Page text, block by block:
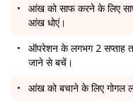
आंख को साफ करने के लिए
आंख धोएं।
ऑपरेशन के लगभग 2 सप्ताह
जाने से बचें।
आंख को बचाने के लिए गोगल